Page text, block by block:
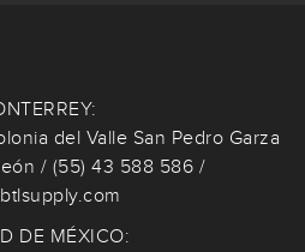
del Valle San Pedro Garza
/ (55) 43 588 586 /
DE MÉXICO: